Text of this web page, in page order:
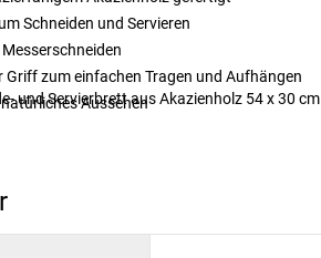
Schneiden und Servieren
Griff zum einfachen Tragen und Aufhängen
Aussehen
und Servierbrett aus Akazienholz 54 x 30 cm